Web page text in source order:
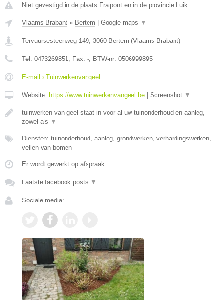
Niet gevestigd in de plaats Fraipont en in de provincie Luik.
Vlaams-Brabant » Bertem | Google maps ▼
Tervuursesteenweg 149 3060 Bertem (Vlaams-Brabant)
Tel: 0473269851 , Fax: - , BTW-nr: 0506999895
E-mail › Tuinwerkenvangeel
Website: https://www.tuinwerkenvangeel.be | Screenshot ▼
tuinwerken van geel staat in voor al uw tuinonderhoud en aanleg,
zowel als ▼
Diensten: tuinonderhoud, aanleg, grondwerken, verhardingswerken,
vellen van bomen
Er wordt gewerkt op afspraak.
Laatste facebook posts ▼
Sociale media: